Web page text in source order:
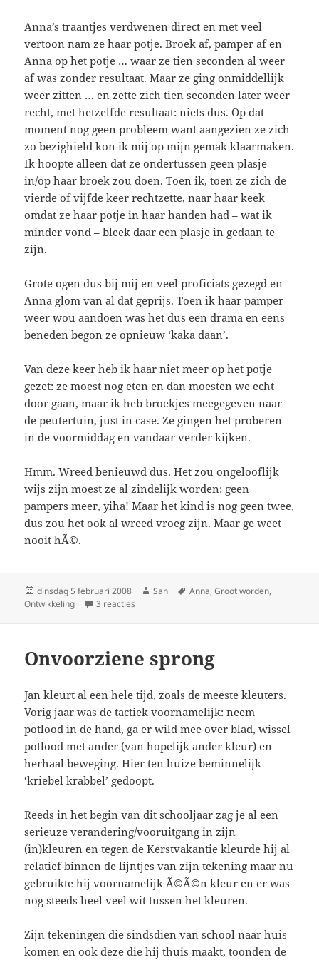
Anna’s traantjes verdwenen direct en met veel
vertoon nam ze haar potje. Broek af, pamper af en
Anna op het potje … waar ze tien seconden al weer
af was zonder resultaat. Maar ze ging onmiddellijk
weer zitten … en zette zich tien seconden later weer
recht, met hetzelfde resultaat: niets dus. Op dat
moment nog geen probleem want aangezien ze zich
zo bezighield kon ik mij op mijn gemak klaarmaken.
Ik hoopte alleen dat ze ondertussen geen plasje
in/op haar broek zou doen. Toen ik, toen ze zich de
vierde of vijfde keer rechtzette, naar haar keek
omdat ze haar potje in haar handen had – wat ik
minder vond – bleek daar een plasje in gedaan te
zijn.
Grote ogen dus bij mij en veel proficiats gezegd en
Anna glom van al dat geprijs. Toen ik haar pamper
weer wou aandoen was het dus een drama en eens
beneden begon ze opnieuw ‘kaka daan’.
Van deze keer heb ik haar niet meer op het potje
gezet: ze moest nog eten en dan moesten we echt
door gaan, maar ik heb broekjes meegegeven naar
de peutertuin, just in case. Ze gingen het proberen
in de voormiddag en vandaar verder kijken.
Hmm. Wreed benieuwd dus. Het zou ongelooflijk
wijs zijn moest ze al zindelijk worden: geen
pampers meer, yiha! Maar het kind is nog geen twee,
dus zou het ook al wreed vroeg zijn. Maar ge weet
nooit hÃ©.
Geplaatst
op
dinsdag 5 februari 2008 Auteur
San Tags
Anna,Groot worden,
Ontwikkeling
3 reacties
Onvoorziene sprong
Jan kleurt al een hele tijd, zoals de meeste kleuters.
Vorig jaar was de tactiek voornamelijk: neem
potlood in de hand, ga er wild mee over blad, wissel
potlood met ander (van hopelijk ander kleur) en
herhaal beweging. Hier ten huize beminnelijk
‘kriebel krabbel’ gedoopt.
Reeds in het begin van dit schooljaar zag je al een
serieuze verandering/vooruitgang in zijn
(in)kleuren en tegen de Kerstvakantie kleurde hij al
relatief binnen de lijntjes van zijn tekening maar nu
gebruikte hij voornamelijk Ã©Ã©n kleur en er was
nog steeds heel veel wit tussen het kleuren.
Zijn tekeningen die sindsdien van school naar huis
komen en ook deze die hij thuis maakt, toonden de